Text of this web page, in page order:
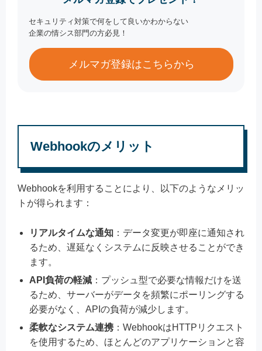
セキュリティ対策で何をして良いかわからない
企業の情シス部門の方必見！
メルマガ登録はこちらから
Webhookのメリット
Webhookを利用することにより、以下のようなメリッ
トが得られます：
リアルタイムな通知 ：データ変更が即座に通知され
るため、遅延なくシステムに反映させることができ
ます。
API負荷の軽減 ：プッシュ型で必要な情報だけを送
るため、サーバーがデータを頻繁にポーリングする
必要がなく、APIの負荷が減少します。
柔軟なシステム連携 ：WebhookはHTTPリクエスト
を使用するため、ほとんどのアプリケーションと容